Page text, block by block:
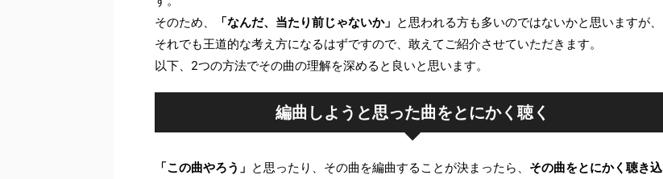
そのため、
「なんだ、当たり前じゃないか」 と思われる方も多いのではないかと思いますが、
それでも王道的な考え方になるはずですので、敢えてご紹介させていただきます。
以下、2つの方法でその曲の理解を深めると良いと思います。
編曲しようと思った曲をとにかく聴く
「この曲やろう」 と思ったり、その曲を編曲することが決まったら、 その曲をとにかく聴き込